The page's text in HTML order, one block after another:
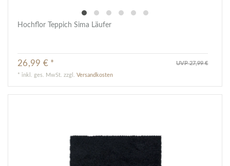
Hochflor Teppich Sima Läufer
UVP 27,99 €
26,99 € *
* inkl. ges. MwSt. zzgl.Versandkosten